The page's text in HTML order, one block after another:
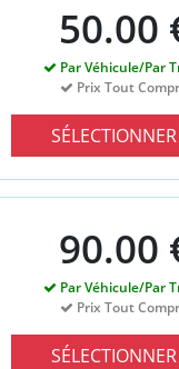
50.00
Par Véhicule/Par
Prix Tout
90.00
Par Véhicule/Par
Prix Tout